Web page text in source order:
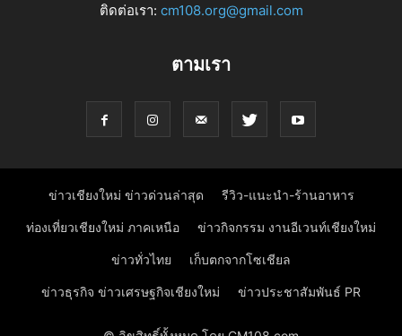
ติดต่อเรา: cm108.org@gmail.com
ตามเรา
ข่าวเชียงใหม่ ข่าวด่วนล่าสุด รีวิว-แนะนำ-ร้านอาหาร
ท่องเที่ยวเชียงใหม่ ภาคเหนือ ข่าวกิจกรรม งานอีเวนท์เชียงใหม่
ข่าวทั่วไทย เก็บตกจากโซเชียล
ข่าวธุรกิจ ข่าวเศรษฐกิจเชียงใหม่ ข่าวประชาสัมพันธ์ PR